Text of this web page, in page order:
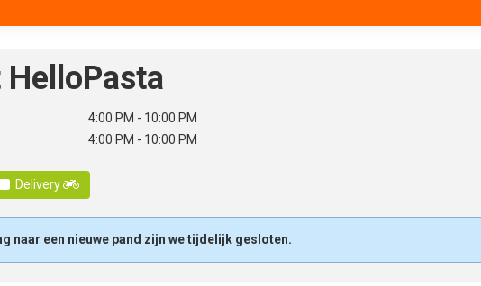
4:00 PM - 10:00 PM
4:00 PM - 10:00 PM
Delivery
naar een nieuwe pand zijn we tijdelijk gesloten.